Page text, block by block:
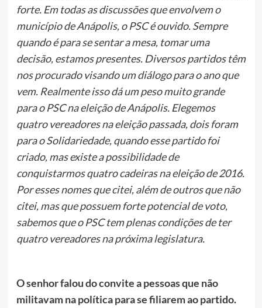
forte. Em todas as discussões que envolvem o
município de Anápolis, o PSC é ouvido. Sempre
quando é para se sentar a mesa, tomar uma
decisão, estamos presentes. Diversos partidos têm
nos procurado visando um diálogo para o ano que
vem. Realmente isso dá um peso muito grande
para o PSC na eleição de Anápolis. Elegemos
quatro vereadores na eleição passada, dois foram
para o Solidariedade, quando esse partido foi
criado, mas existe a possibilidade de
conquistarmos quatro cadeiras na eleição de 2016.
Por esses nomes que citei, além de outros que não
citei, mas que possuem forte potencial de voto,
sabemos que o PSC tem plenas condições de ter
quatro vereadores na próxima legislatura.
O senhor falou do convite a pessoas que não
militavam na política para se filiarem ao partido.